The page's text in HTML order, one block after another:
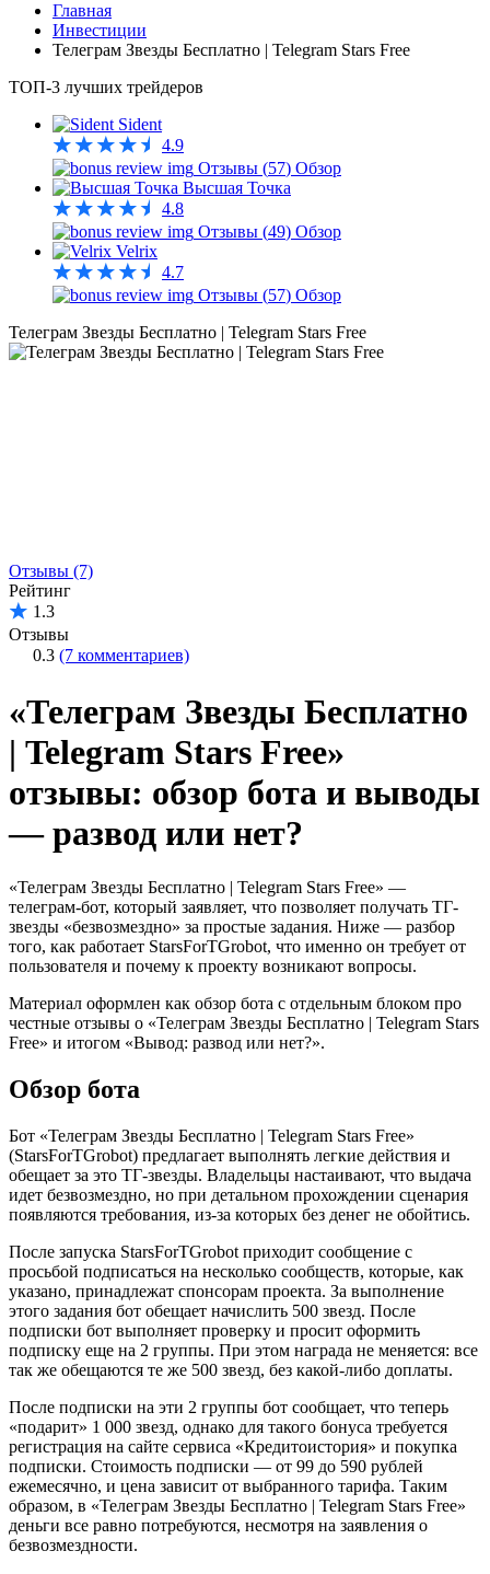
Главная
Инвестиции
Телеграм Звезды Бесплатно | Telegram Stars Free
ТОП-3 лучших трейдеров
Sident
4.9
Отзывы (57) Обзор
Высшая Точка
4.8
Отзывы (49) Обзор
Velrix
4.7
Отзывы (57) Обзор
Телеграм Звезды Бесплатно | Telegram Stars Free
Отзывы (7)
Рейтинг
1.3
Отзывы
0.3 (7 комментариев)
«Телеграм Звезды Бесплатно
| Telegram Stars Free»
отзывы: обзор бота и выводы
— развод или нет?
«Телеграм Звезды Бесплатно | Telegram Stars Free» —
телеграм-бот, который заявляет, что позволяет получать ТГ-
звезды «безвозмездно» за простые задания. Ниже — разбор
того, как работает StarsForTGrobot, что именно он требует от
пользователя и почему к проекту возникают вопросы.
Материал оформлен как обзор бота с отдельным блоком про
честные отзывы о «Телеграм Звезды Бесплатно | Telegram Stars
Free» и итогом «Вывод: развод или нет?».
Обзор бота
Бот «Телеграм Звезды Бесплатно | Telegram Stars Free»
(StarsForTGrobot) предлагает выполнять легкие действия и
обещает за это ТГ-звезды. Владельцы настаивают, что выдача
идет безвозмездно, но при детальном прохождении сценария
появляются требования, из-за которых без денег не обойтись.
После запуска StarsForTGrobot приходит сообщение с
просьбой подписаться на несколько сообществ, которые, как
указано, принадлежат спонсорам проекта. За выполнение
этого задания бот обещает начислить 500 звезд. После
подписки бот выполняет проверку и просит оформить
подписку еще на 2 группы. При этом награда не меняется: все
так же обещаются те же 500 звезд, без какой-либо доплаты.
После подписки на эти 2 группы бот сообщает, что теперь
«подарит» 1 000 звезд, однако для такого бонуса требуется
регистрация на сайте сервиса «Кредитоистория» и покупка
подписки. Стоимость подписки — от 99 до 590 рублей
ежемесячно, и цена зависит от выбранного тарифа. Таким
образом, в «Телеграм Звезды Бесплатно | Telegram Stars Free»
деньги все равно потребуются, несмотря на заявления о
безвозмездности.